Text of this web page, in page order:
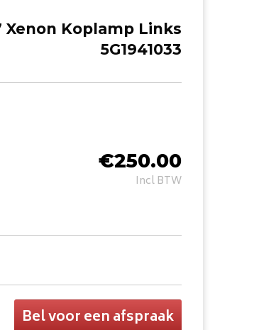
Xenon Koplamp Links
5G1941033
€250.00
Incl BTW
Bel voor een afspraak